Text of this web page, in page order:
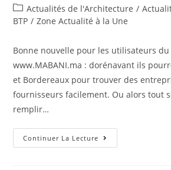
Actualités de l'Architecture /
BTP / Zone Actualité à la Une
Bonne nouvelle pour les utilisateurs du
www.MABANI.ma : dorénavant ils
et Bordereaux pour trouver des
fournisseurs facilement. Ou alors tout
remplir…
Continuer La Lecture